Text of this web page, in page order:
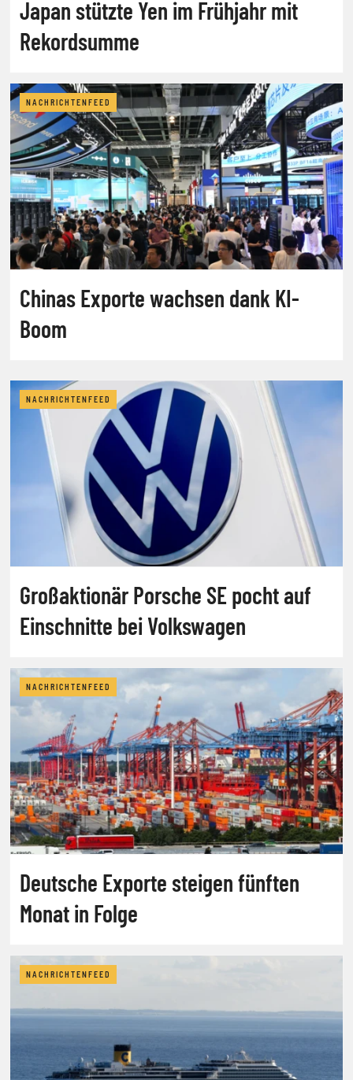
Japan stützte Yen im Frühjahr mit
Rekordsumme
NACHRICHTENFEED
Chinas Exporte wachsen dank KI-
Boom
NACHRICHTENFEED
Großaktionär Porsche SE pocht auf
Einschnitte bei Volkswagen
NACHRICHTENFEED
Deutsche Exporte steigen fünften
Monat in Folge
NACHRICHTENFEED